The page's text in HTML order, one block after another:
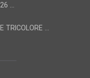
...
...